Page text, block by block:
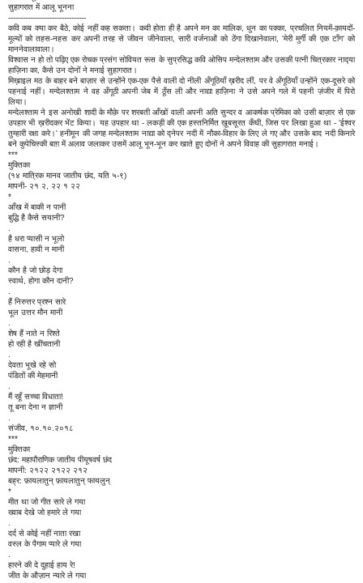
सुहागरात में आलू भूनना
--------------------------------
कवि कब क्या कर बैठे, कोई नहीं कह सकता। कवी होता ही है अपने मन का मालिक, धुन का पक्का, प्रचलित नियमें-क़ायदों-
मूल्यों को तहस-नहस कर अपनी तरह से जीवन जीनेवाला, सारी वर्जनाओं को ठेंगा दिखानेवाला, 'मेरी मुर्गी की एक टाँग' को
माननेवालावाला।
विश्वास न हो तो पढ़िए एक रोचक प्रसंग सोवियत रूस के सुप्रसिद्ध कवि ओसिप मन्देलश्ताम और उसकी पत्नी चित्रकार नाद्‍या
हाज़िना का, कैसे उन दोनों ने मनाई सुहागरात।
मिख़ाइल मठ के बाहर बने बाज़ार से उन्होंने एक-एक पैसे वाली दो नीली अँगूठियाँ ख़रीद लीं, पर वे अँगूठियाँ उन्होंने एक-दूसरे को
पहनाई नहीं। मन्देलश्ताम ने वह अँगूठी अपनी जेब में ठूँस ली और नाद्या हाज़िना ने उसे अपने गले में पहनी ज़ंजीर में पिरो
लिया।
मन्देलश्ताम ने इस अनोखी शादी के मौक़े पर शरबती आँखों वाली अपनी अति सुन्दर व आकर्षक प्रेमिका को उसी बाज़ार से एक
उपहार भी ख़रीदकर भेंट किया। यह उपहार था - लकड़ी की एक हस्तनिर्मित ख़ूबसूरत कँघी, जिस पर लिखा हुआ था - 'ईश्वर
तुम्हारी रक्षा करे।' हनीमून की जगह मन्देलश्ताम नाद्या को द्‍नेपर नदी में नौका-विहार के लिए ले गए और उसके बाद नदी किनारे
बने कुपेचिस्की बाग़ में अलाव जलाकर उसमें आलू भून-भून कर खाते हुए दोनों ने अपने विवाह की सुहागरात मनाई।
***
मुक्तिका
(१४ मात्रिक मानव जातीय छंद, यति ५-९)
मापनी- २१ २, २२ १ २२
*
आँख में बाकी न पानी
बुद्धि है कैसे सयानी?
है धरा प्यासी न भूलो
वासना, हावी न मानी
कौन है जो छोड़ देगा
स्वार्थ, होगा कौन दानी?
हैं निरुत्तर प्रश्न सारे
भूल उत्तर मौन मानी
शेष हैं नाते न रिश्ते
हो रही है खींचतानी
देवता भूखे रहे सो
पंडितों की मेहमानी
मैं रहूँ सच्चा विधाता!
तू बना देना न ज्ञानी
संजीव, १०.१०.२०१८
***
मुक्तिका
छंद: महापौराणिक जातीय पीयूषवर्ष छंद
मापनी: २१२२ २१२२ २१२
बह्र: फ़ायलातुन् फ़ायलातुन् फायलुन्
*
मीत था जो गीत सारे ले गया
ख्वाब देखे जो हमारे ले गया
दर्द से कोई नहीं नाता रखा
वस्ल के पैगाम प्यारे ले गया
हारने की दे दुहाई हाय रे!
जीत के औज़ान न्यारे ले गया